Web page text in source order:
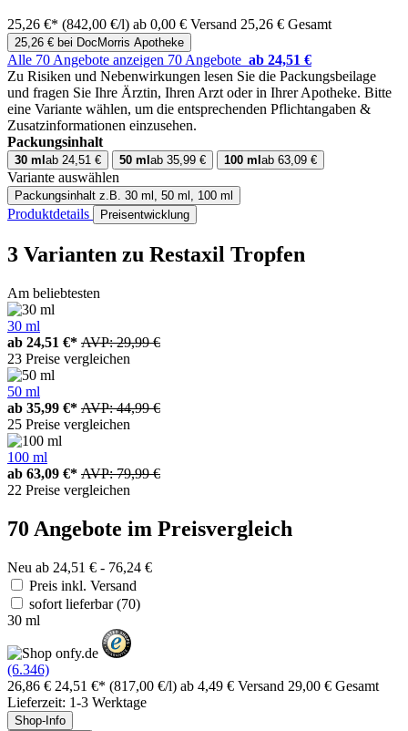
25,26 €* (842,00 €/l) ab 0,00 € Versand 25,26 € Gesamt
25,26 € bei DocMorris Apotheke
Alle 70 Angebote anzeigen 70 Angebote ab 24,51 €
Zu Risiken und Nebenwirkungen lesen Sie die Packungsbeilage
und fragen Sie Ihre Ärztin, Ihren Arzt oder in Ihrer Apotheke. Bitte
eine Variante wählen, um die entsprechenden Pflichtangaben &
Zusatzinformationen einzusehen.
Packungsinhalt
30 ml ab 24,51 € 50 ml ab 35,99 € 100 ml ab 63,09 €
Variante auswählen
Packungsinhalt z.B. 30 ml, 50 ml, 100 ml
Produktdetails Preisentwicklung
3 Varianten zu Restaxil Tropfen
Am beliebtesten
30 ml
ab 24,51 €* AVP: 29,99 €
23 Preise vergleichen
50 ml
ab 35,99 €* AVP: 44,99 €
25 Preise vergleichen
100 ml
ab 63,09 €* AVP: 79,99 €
22 Preise vergleichen
70 Angebote im Preisvergleich
Neu ab 24,51 € - 76,24 €
Preis inkl. Versand
sofort lieferbar(70)
30 ml
(6.346)
26,86 € 24,51 €* (817,00 €/l) ab 4,49 € Versand 29,00 € Gesamt
Lieferzeit: 1-3 Werktage
Shop-Info